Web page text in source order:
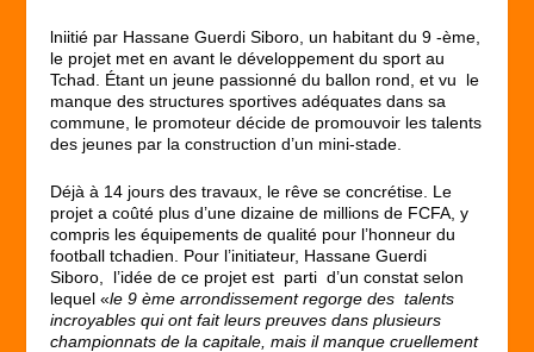
lniitié par Hassane Guerdi Siboro, un habitant du 9 -ème,
le projet met en avant le développement du sport au
Tchad. Étant un jeune passionné du ballon rond, et vu le
manque des structures sportives adéquates dans sa
commune, le promoteur décide de promouvoir les talents
des jeunes par la construction d’un mini-stade.
Déjà à 14 jours des travaux, le rêve se concrétise. Le
projet a coûté plus d’une dizaine de millions de FCFA, y
compris les équipements de qualité pour l’honneur du
football tchadien. Pour l’initiateur, Hassane Guerdi
Siboro, l’idée de ce projet est parti d’un constat selon
lequel «le 9 ème arrondissement regorge des talents
incroyables qui ont fait leurs preuves dans plusieurs
championnats de la capitale, mais il manque cruellement